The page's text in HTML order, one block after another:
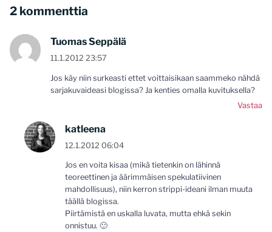
2 kommenttia
Tuomas Seppälä
11.1.2012 23:57
Jos käy niin surkeasti ettet voittaisikaan saammeko nähdä
sarjakuvaideasi blogissa? Ja kenties omalla kuvituksella?
Vastaa
katleena
12.1.2012 06:04
Jos en voita kisaa (mikä tietenkin on lähinnä
teoreettinen ja äärimmäisen spekulatiivinen
mahdollisuus), niin kerron strippi-ideani ilman muuta
täällä blogissa.
Piirtämistä en uskalla luvata, mutta ehkä sekin
onnistuu. 🙂